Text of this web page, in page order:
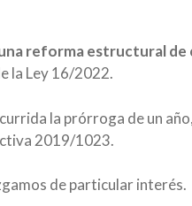
reforma estructural de
la Ley 16/2022.
la prórroga de un
2019/1023.
de particular interés.